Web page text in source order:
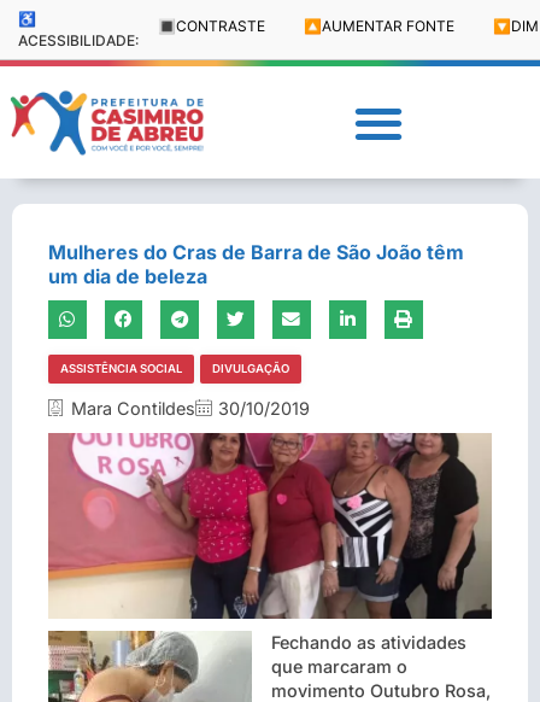
♿
ACESSIBILIDADE:
🔳 CONTRASTE 🔼 AUMENTAR FONTE 🔽
Mulheres do Cras de Barra de São João têm
um dia de beleza
ASSISTÊNCIA SOCIAL DIVULGAÇÃO
Mara Contildes 30/10/2019
Fechando as atividades
que marcaram o
movimento Outubro Rosa,